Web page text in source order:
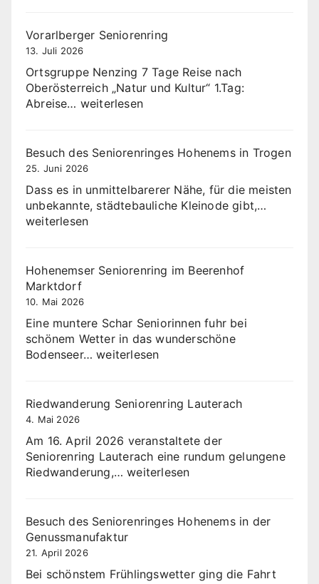
Vorarlberger Seniorenring
13. Juli 2026
Ortsgruppe Nenzing 7 Tage Reise nach
Oberösterreich „Natur und Kultur“ 1.Tag:
Abreise… Vorarlberger
weiterlesen
Besuch des Seniorenringes Hohenems in Trogen
25. Juni 2026
Dass es in unmittelbarerer Nähe, für die meisten
unbekannte, städtebauliche Kleinode gibt,…
weiterlesen
Hohenemser Seniorenring im Beerenhof
Marktdorf
10. Mai 2026
Eine muntere Schar Seniorinnen fuhr bei
schönem Wetter in das wunderschöne
Bodenseer…Hohenemser
Beerenhof
weiterlesen
Riedwanderung Seniorenring Lauterach
4. Mai 2026
Am 16. April 2026 veranstaltete der
Seniorenring Lauterach eine rundum gelungene
Riedwanderung,…Riedwanderung
weiterlesen
Besuch des Seniorenringes Hohenems in der
Genussmanufaktur
21. April 2026
Bei schönstem Frühlingswetter ging die Fahrt